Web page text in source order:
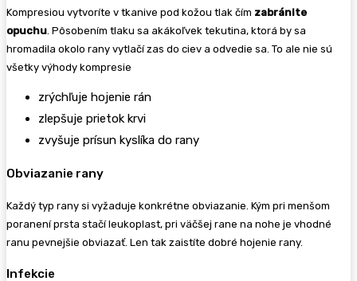
Kompresiou vytvoríte v tkanive pod kožou tlak čím zabránite
opuchu . Pôsobením tlaku sa akákoľvek tekutina, ktorá by sa
hromadila okolo rany vytlačí zas do ciev a odvedie sa. To ale nie sú
všetky výhody kompresie
zrýchľuje hojenie rán
zlepšuje prietok krvi
zvyšuje prísun kyslíka do rany
Obviazanie rany
Každý typ rany si vyžaduje konkrétne obviazanie. Kým pri menšom
poranení prsta stačí leukoplast, pri väčšej rane na nohe je vhodné
ranu pevnejšie obviazať. Len tak zaistíte dobré hojenie rany.
Infekcie